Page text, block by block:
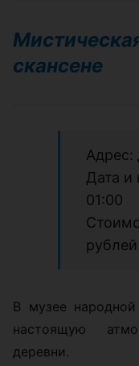
скансене
Адрес:
Дата и
01:00
рублей
В музее
настоящую
деревни.